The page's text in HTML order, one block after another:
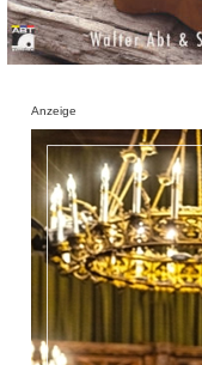
Anzeige